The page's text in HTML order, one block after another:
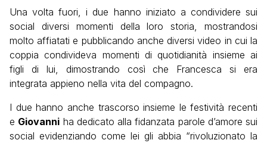
Una volta fuori, i due hanno iniziato a condividere sui
social diversi momenti della loro storia, mostrandosi
molto affiatati e pubblicando anche diversi video in cui la
coppia condivideva momenti di quotidianità insieme ai
figli di lui, dimostrando così che Francesca si era
integrata appieno nella vita del compagno.
I due hanno anche trascorso insieme le festività recenti
e Giovanni ha dedicato alla fidanzata parole d’amore sui
social evidenziando come lei gli abbia “rivoluzionato la